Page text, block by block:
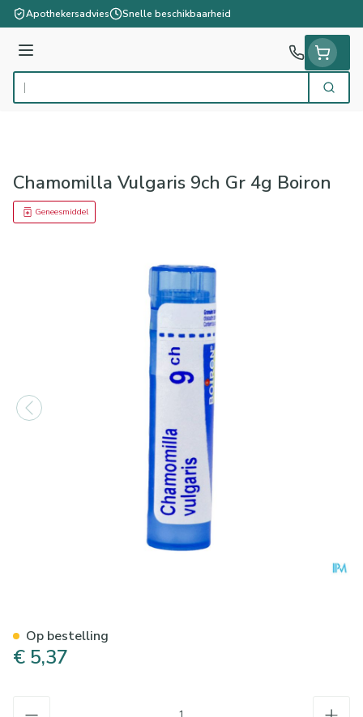
Ga naar de inhoud
Apothekersadvies Snelle beschikbaarheid
Menu
Product, merk, categorie... Zoek
Chamomilla Vulgaris 9ch Gr 4g Boiron
Geneesmiddel
€ 5,37
Op bestelling